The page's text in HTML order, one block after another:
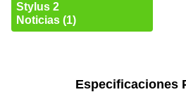
Stylus 2
Noticias (1)
Especificaciones